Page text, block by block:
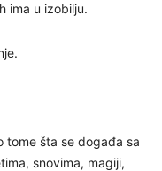
ima u izobilju.
tome šta se događa sa
snovima, magiji,